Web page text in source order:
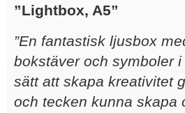
”Lightbox, A5”
”En fantastisk ljusbox
bokstäver och symboler
sätt att skapa kreativitet
och tecken kunna skapa